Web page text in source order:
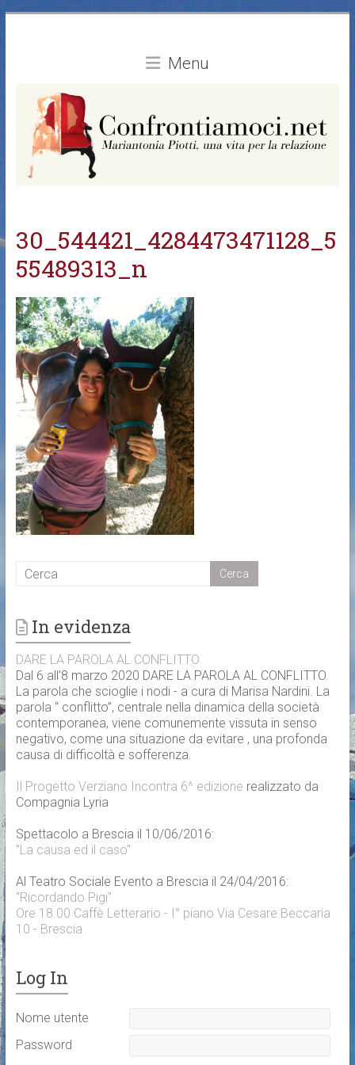
Menu
30_544421_4284473471128_5
55489313_n
In evidenza
DARE LA PAROLA AL CONFLITTO
Dal 6 all’8 marzo 2020 DARE LA PAROLA AL CONFLITTO.
La parola che scioglie i nodi - a cura di Marisa Nardini. La
parola “ conflitto”, centrale nella dinamica della società
contemporanea, viene comunemente vissuta in senso
negativo, come una situazione da evitare , una profonda
causa di difficoltà e sofferenza.
Il Progetto Verziano Incontra 6^ edizione realizzato da
Compagnia Lyria
Spettacolo a Brescia il 10/06/2016:
"La causa ed il caso"
Al Teatro Sociale Evento a Brescia il 24/04/2016:
"Ricordando Pigi"
Ore 18.00 Caffè Letterario - I° piano Via Cesare Beccaria
10 - Brescia
Log In
Nome utente
Password